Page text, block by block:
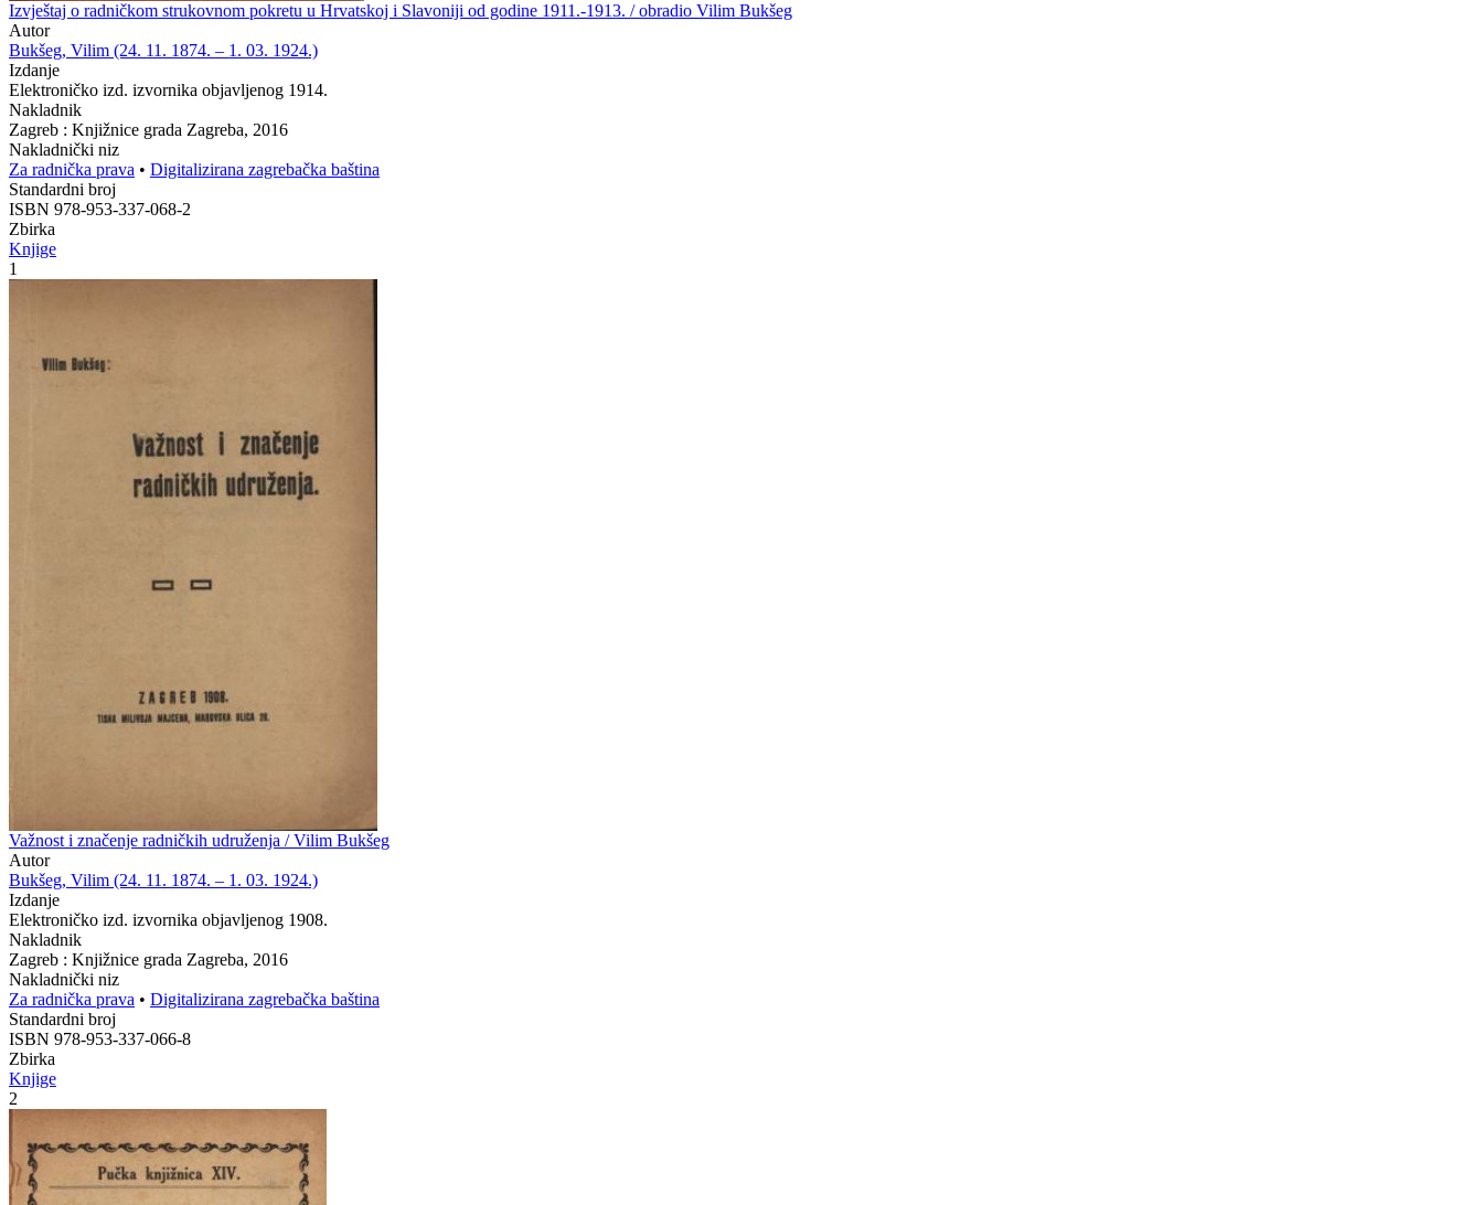
Izvještaj o radničkom strukovnom pokretu u Hrvatskoj i Slavoniji od godine 1911.-1913. / obradio Vilim Bukšeg
Autor
Bukšeg, Vilim (24. 11. 1874. – 1. 03. 1924.)
Izdanje
Elektroničko izd. izvornika objavljenog 1914.
Nakladnik
Zagreb : Knjižnice grada Zagreba, 2016
Nakladnički niz
Za radnička prava • Digitalizirana zagrebačka baština
Standardni broj
ISBN 978-953-337-068-2
Zbirka
Knjige
1
Važnost i značenje radničkih udruženja / Vilim Bukšeg
Autor
Bukšeg, Vilim (24. 11. 1874. – 1. 03. 1924.)
Izdanje
Elektroničko izd. izvornika objavljenog 1908.
Nakladnik
Zagreb : Knjižnice grada Zagreba, 2016
Nakladnički niz
Za radnička prava • Digitalizirana zagrebačka baština
Standardni broj
ISBN 978-953-337-066-8
Zbirka
Knjige
2